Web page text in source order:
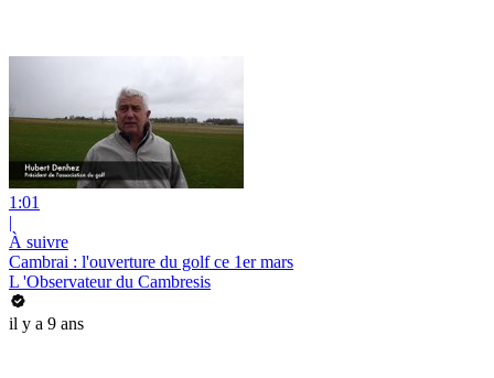
1:01
|
À suivre
Cambrai : l'ouverture du golf ce 1er mars
L 'Observateur du Cambresis
il y a 9 ans